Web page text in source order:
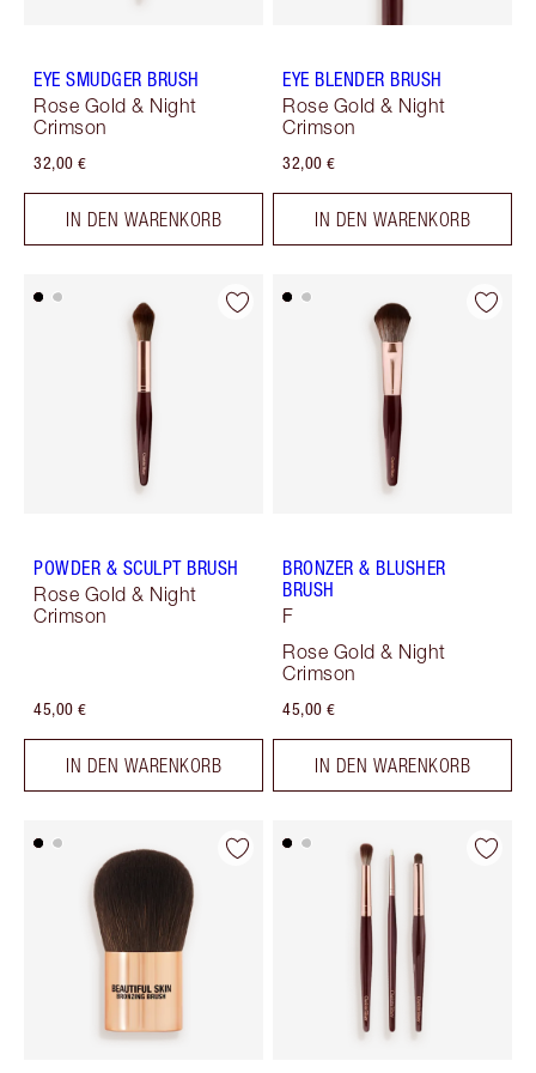
EYE SMUDGER BRUSH
Rose Gold & Night
Crimson
32,00 €
IN DEN WARENKORB
EYE BLENDER BRUSH
Rose Gold & Night
Crimson
32,00 €
IN DEN WARENKORB
POWDER & SCULPT BRUSH
Rose Gold & Night
Crimson
45,00 €
IN DEN WARENKORB
BRONZER & BLUSHER
BRUSH
F
Rose Gold & Night
Crimson
45,00 €
IN DEN WARENKORB